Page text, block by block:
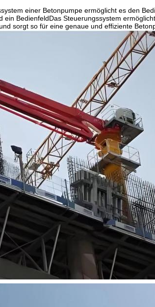
einer Betonpumpe ermöglicht es den
ein BedienfeldDas Steuerungssystem
sorgt so für eine genaue und effiziente